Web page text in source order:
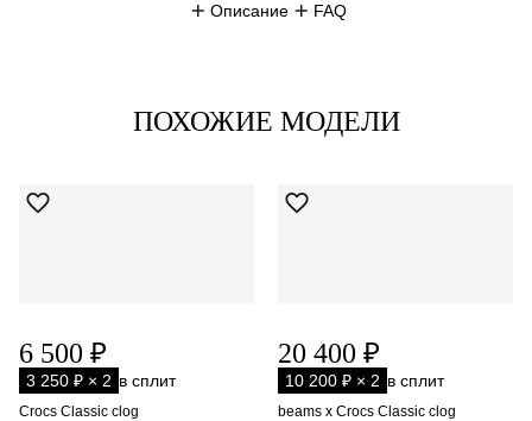
Описание FAQ
ПОХОЖИЕ МОДЕЛИ
6 500 ₽
3 250 ₽ × 2 в сплит
Crocs Classic clog
20 400 ₽
10 200 ₽ × 2 в сплит
beams x Crocs Classic clog